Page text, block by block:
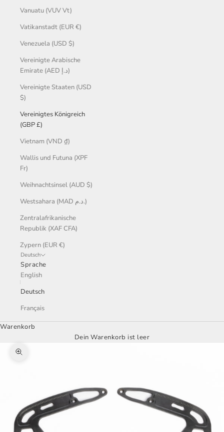
Vanuatu (VUV Vt)
Vatikanstadt (EUR €)
Venezuela (USD $)
Vereinigte Arabische
Emirate (AED د.إ)
Vereinigte Staaten (USD
$)
Vereinigtes Königreich
(GBP £)
Vietnam (VND ₫)
Wallis und Futuna (XPF
Fr)
Weihnachtsinsel (AUD $)
Westsahara (MAD د.م.)
Zentralafrikanische
Republik (XAF CFA)
Zypern (EUR €)
Deutsch
Sprache
English
Deutsch
Français
Warenkorb
Dein Warenkorb ist leer
Bild vergrößern